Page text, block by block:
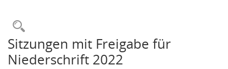
Rechercheauswahl
Sitzungen mit Freigabe für
Niederschrift 2022